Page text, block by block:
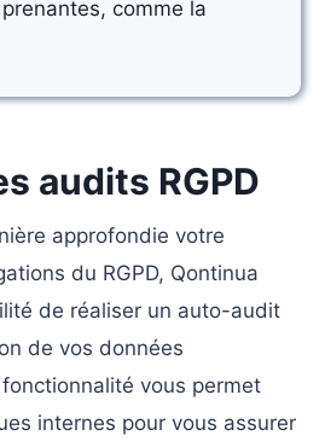
comme la
audits RGPD
approfondie votre
du RGPD, Qontinua
de réaliser un auto-audit
de vos données
vous permet
internes pour vous assurer